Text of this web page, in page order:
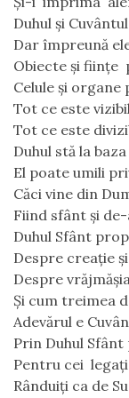
Duhul și
Dar împreună
Obiecte și ființe
Celule și organe
Tot ce este
Tot ce este
Duhul stă la
El poate umili
Căci vine din
Fiind sfânt și
Duhul Sfânt
Despre creație
Despre
Și cum treimea
Adevărul e
Prin Duhul
Pentru cei
Rânduiți ca de